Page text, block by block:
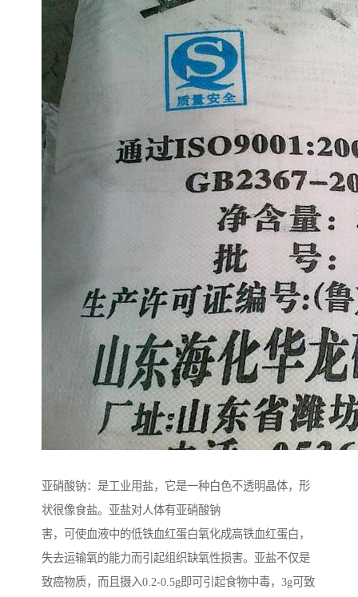
亚硝酸钠：是工业用盐，它是一种白色不透明晶体，形
状很像食盐。亚盐对人体有亚硝酸钠
害，可使血液中的低铁血红蛋白氧化成高铁血红蛋白，
失去运输氧的能力而引起组织缺氧性损害。亚盐不仅是
致癌物质，而且摄入0.2-0.5g即可引起食物中毒，3g可致